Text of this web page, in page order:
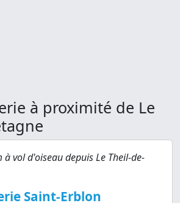
à proximité de Le
à vol d'oiseau depuis Le Theil-de-
Saint-Erblon